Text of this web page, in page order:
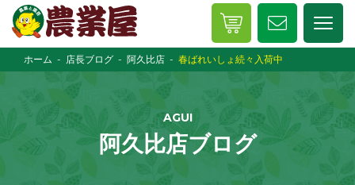
ホーム 店長ブログ 阿久比店 春ばれいしょ続々入荷中
AGUI
阿久比店ブログ